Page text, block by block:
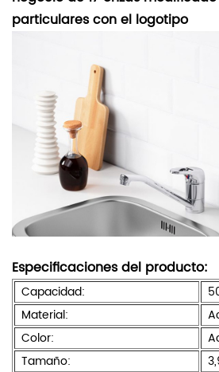
particulares con el logotipo
Especificaciones del producto:
Capacidad:
Material:
Color:
Tamaño: